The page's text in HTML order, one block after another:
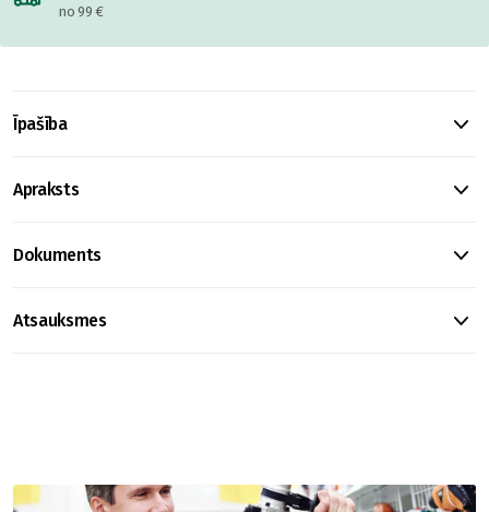
no 99 €
Īpašība
Apraksts
Dokuments
Atsauksmes